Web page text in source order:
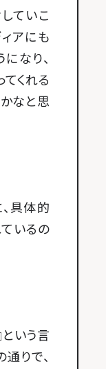
ていこ
アにも
なり、
くれる
なと思
、具体的
いるの
という言
りで、